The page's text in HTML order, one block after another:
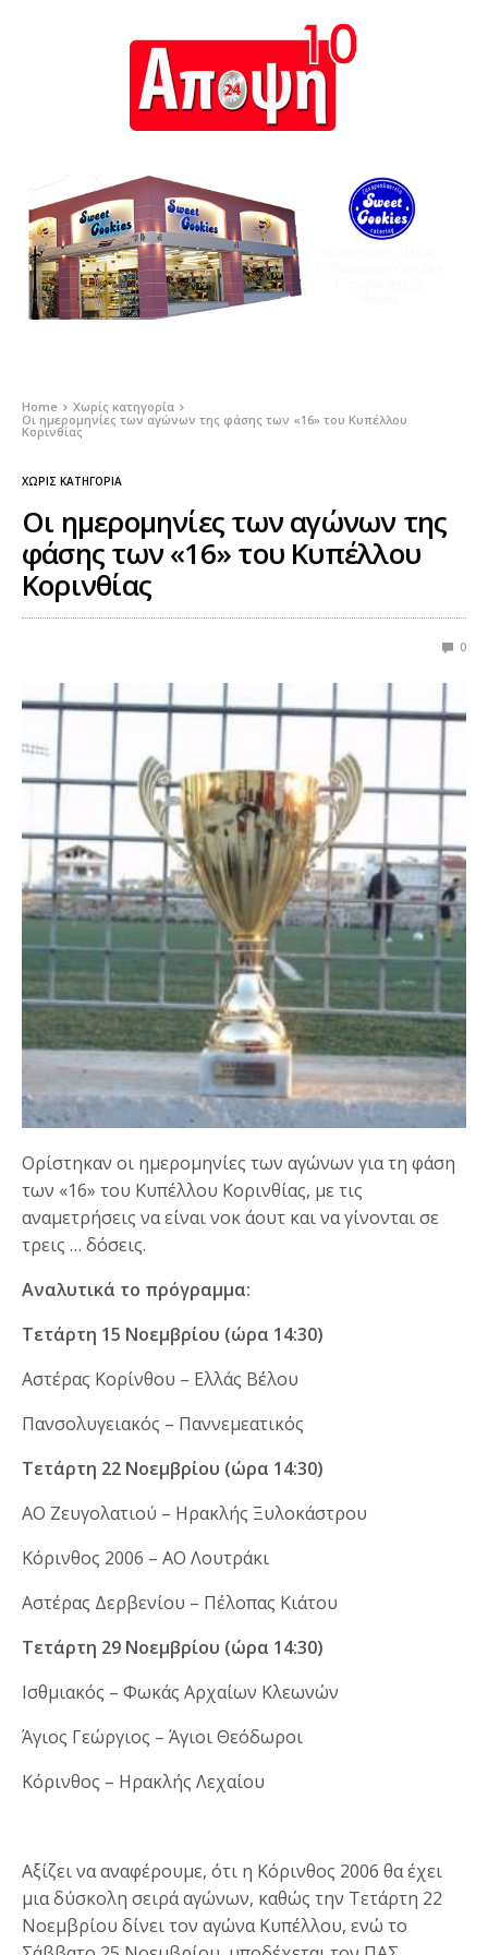
Home
Χωρίς κατηγορία
Οι ημερομηνίες των αγώνων της φάσης των «16» του Κυπέλλου
Κορινθίας
ΧΩΡΊΣ ΚΑΤΗΓΟΡΊΑ
Οι ημερομηνίες των αγώνων της
φάσης των «16» του Κυπέλλου
Κορινθίας
0
Ορίστηκαν οι ημερομηνίες των αγώνων για τη φάση
των «16» του Κυπέλλου Κορινθίας, με τις
αναμετρήσεις να είναι νοκ άουτ και να γίνονται σε
τρεις … δόσεις.
Αναλυτικά το πρόγραμμα:
Τετάρτη 15 Νοεμβρίου (ώρα 14:30)
Αστέρας Κορίνθου – Ελλάς Βέλου
Πανσολυγειακός – Παννεμεατικός
Τετάρτη 22 Νοεμβρίου (ώρα 14:30)
ΑΟ Ζευγολατιού – Ηρακλής Ξυλοκάστρου
Κόρινθος 2006 – ΑΟ Λουτράκι
Αστέρας Δερβενίου – Πέλοπας Κιάτου
Τετάρτη 29 Νοεμβρίου (ώρα 14:30)
Ισθμιακός – Φωκάς Αρχαίων Κλεωνών
Άγιος Γεώργιος – Άγιοι Θεόδωροι
Κόρινθος – Ηρακλής Λεχαίου
Αξίζει να αναφέρουμε, ότι η Κόρινθος 2006 θα έχει
μια δύσκολη σειρά αγώνων, καθώς την Τετάρτη 22
Νοεμβρίου δίνει τον αγώνα Κυπέλλου, ενώ το